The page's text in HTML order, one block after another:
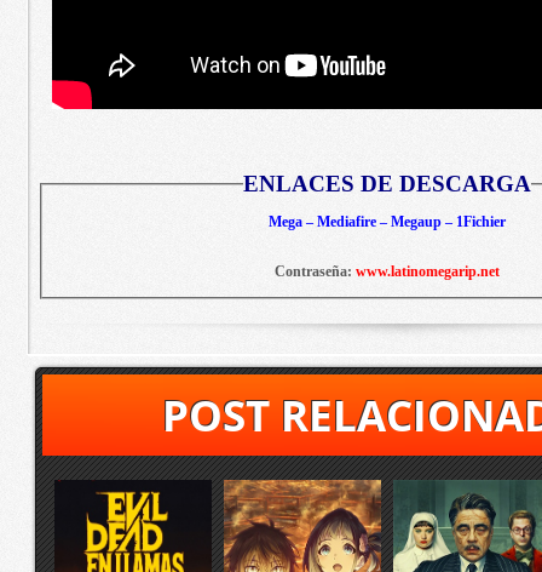
ENLACES DE DESCARGA
Mega – Mediafire – Megaup – 1Fichier
Contraseña: www.latinomegarip.net
POST